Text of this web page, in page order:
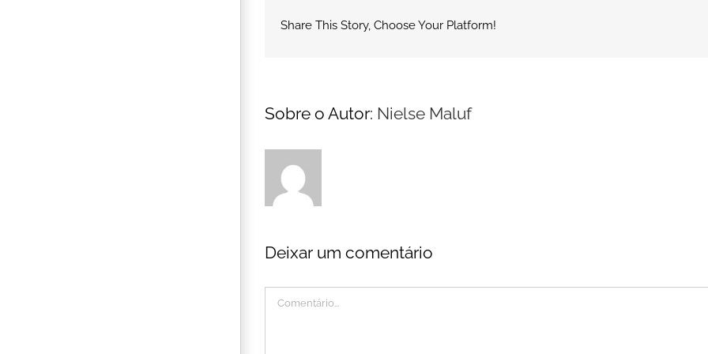
Share This Story, Choose Your Platform!
Sobre o Autor: Nielse Maluf
Deixar um comentário
Comentário